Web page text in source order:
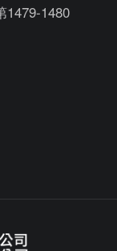
1479-1480